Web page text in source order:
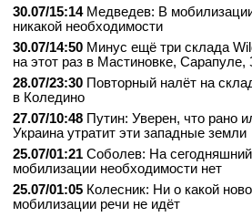
30.07/15:14 Медведев: В
никакой необходимости
30.07/14:50 Минус ещё три склада
на этот раз в Мастиновке, Сарапуле,
28.07/23:30 Повторный налёт на
в Коледино
27.07/10:48 Путин: Уверен, что рано
Украина утратит эти западные земли
25.07/01:21 Соболев: На
мобилизации необходимости нет
25.07/01:05 Колесник: Ни о какой
мобилизации речи не идёт